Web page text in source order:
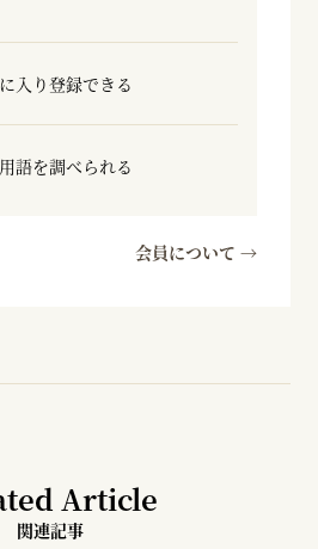
入り登録できる
語を調べられる
会員について →
Article
関連記事